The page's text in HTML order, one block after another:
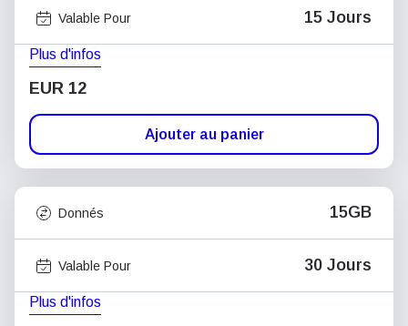
Valable Pour 15 Jours
Plus d'infos
EUR 12
Ajouter au panier
Donnés 15GB
Valable Pour 30 Jours
Plus d'infos